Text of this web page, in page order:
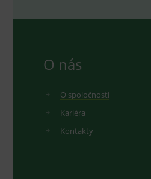
O nás
O spoločnosti
Kariéra
Kontakty